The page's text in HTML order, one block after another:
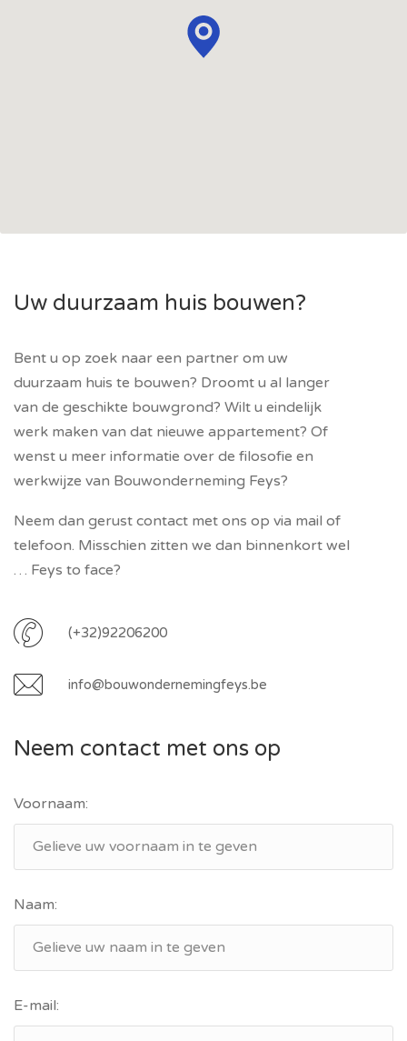
Uw duurzaam huis bouwen?
Bent u op zoek naar een partner om uw
duurzaam huis te bouwen? Droomt u al langer
van de geschikte bouwgrond? Wilt u eindelijk
werk maken van dat nieuwe appartement? Of
wenst u meer informatie over de filosofie en
werkwijze van Bouwonderneming Feys?
Neem dan gerust contact met ons op via mail of
telefoon. Misschien zitten we dan binnenkort wel
… Feys to face?
(+32)92206200
info@bouwondernemingfeys.be
Neem contact met ons op
Voornaam:
Naam:
E-mail: